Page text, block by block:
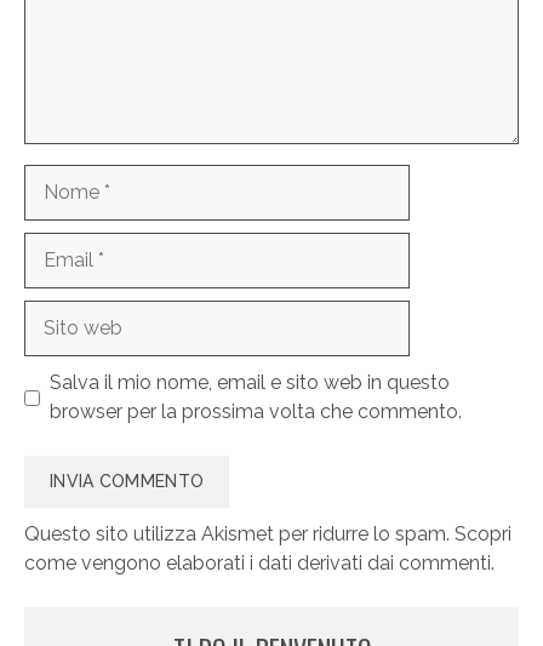
web
Salva il mio nome, email e sito web in questo
browser per la prossima volta che commento.
Questo sito utilizza Akismet per ridurre lo spam. Scopri
come vengono elaborati i dati derivati dai commenti.